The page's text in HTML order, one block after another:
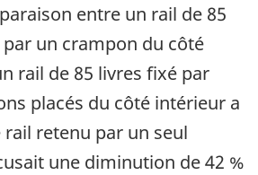
entre un rail de 85
un crampon du côté
rail de 85 livres fixé par
placés du côté intérieur a
rail retenu par un seul
une diminution de 42 %